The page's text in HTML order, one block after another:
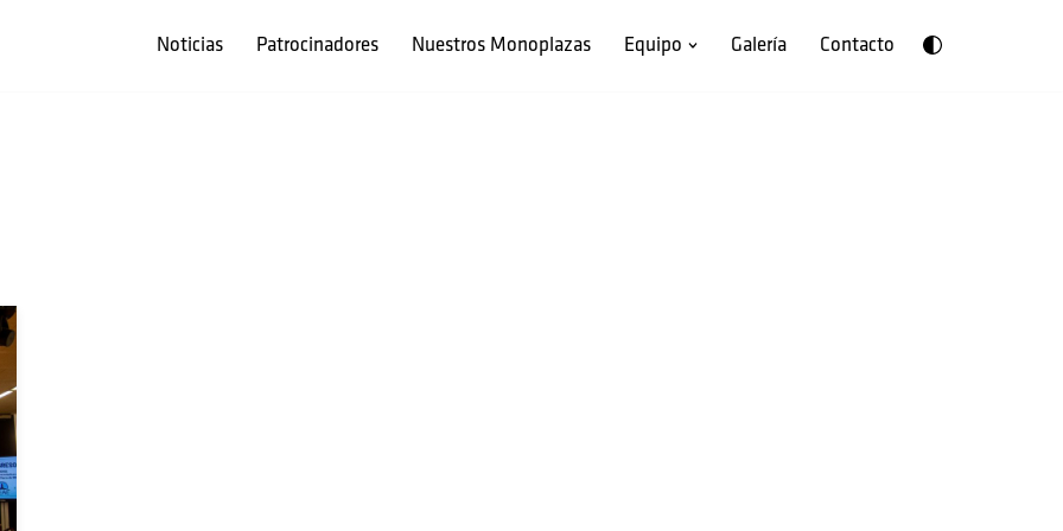
Noticias Patrocinadores Nuestros Monoplazas Equipo Galería Contacto